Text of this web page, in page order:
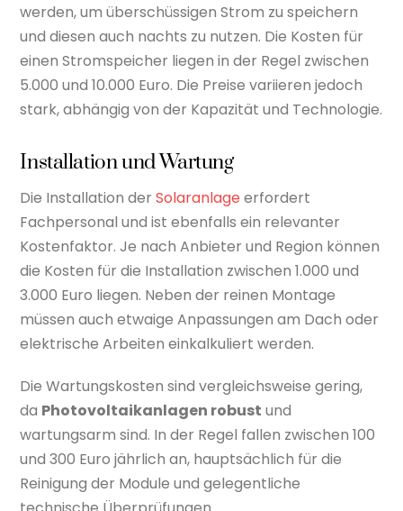
werden, um überschüssigen Strom zu speichern
und diesen auch nachts zu nutzen. Die Kosten für
einen Stromspeicher liegen in der Regel zwischen
5.000 und 10.000 Euro. Die Preise variieren jedoch
stark, abhängig von der Kapazität und Technologie.
Installation und Wartung
Die Installation derSolaranlage erfordert
Fachpersonal und ist ebenfalls ein relevanter
Kostenfaktor. Je nach Anbieter und Region können
die Kosten für die Installation zwischen 1.000 und
3.000 Euro liegen. Neben der reinen Montage
müssen auch etwaige Anpassungen am Dach oder
elektrische Arbeiten einkalkuliert werden.
Die Wartungskosten sind vergleichsweise gering,
da Photovoltaikanlagen robust und
wartungsarm sind. In der Regel fallen zwischen 100
und 300 Euro jährlich an, hauptsächlich für die
Reinigung der Module und gelegentliche